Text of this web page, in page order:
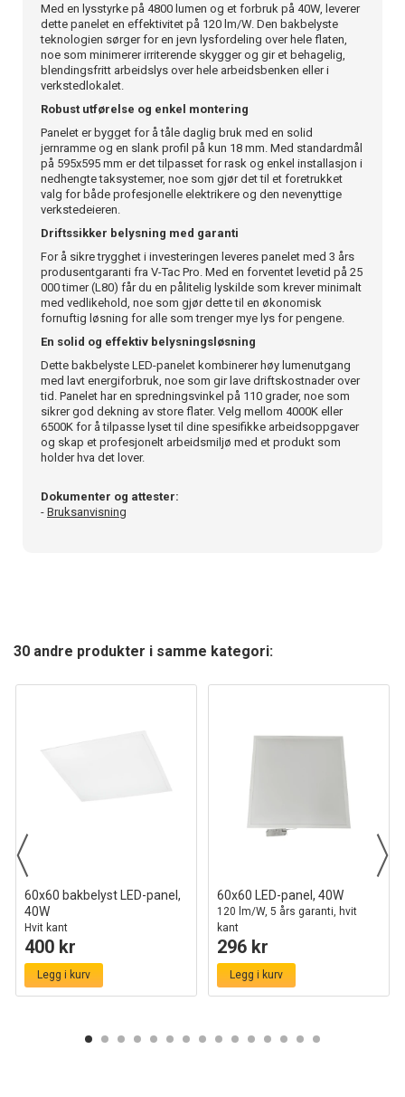
Med en lysstyrke på 4800 lumen og et forbruk på 40W, leverer
dette panelet en effektivitet på 120 lm/W. Den bakbelyste
teknologien sørger for en jevn lysfordeling over hele flaten,
noe som minimerer irriterende skygger og gir et behagelig,
blendingsfritt arbeidslys over hele arbeidsbenken eller i
verkstedlokalet.
Robust utførelse og enkel montering
Panelet er bygget for å tåle daglig bruk med en solid
jernramme og en slank profil på kun 18 mm. Med standardmål
på 595x595 mm er det tilpasset for rask og enkel installasjon i
nedhengte taksystemer, noe som gjør det til et foretrukket
valg for både profesjonelle elektrikere og den nevenyttige
verkstedeieren.
Driftssikker belysning med garanti
For å sikre trygghet i investeringen leveres panelet med 3 års
produsentgaranti fra V-Tac Pro. Med en forventet levetid på 25
000 timer (L80) får du en pålitelig lyskilde som krever minimalt
med vedlikehold, noe som gjør dette til en økonomisk
fornuftig løsning for alle som trenger mye lys for pengene.
En solid og effektiv belysningsløsning
Dette bakbelyste LED-panelet kombinerer høy lumenutgang
med lavt energiforbruk, noe som gir lave driftskostnader over
tid. Panelet har en spredningsvinkel på 110 grader, noe som
sikrer god dekning av store flater. Velg mellom 4000K eller
6500K for å tilpasse lyset til dine spesifikke arbeidsoppgaver
og skap et profesjonelt arbeidsmiljø med et produkt som
holder hva det lover.
Dokumenter og attester:
- Bruksanvisning
30 andre produkter i samme kategori:
60x60 bakbelyst LED-panel,
40W
Hvit kant
400 kr
Legg i kurv
60x60 LED-panel, 40W
120 lm/W, 5 års garanti, hvit
kant
296 kr
Legg i kurv